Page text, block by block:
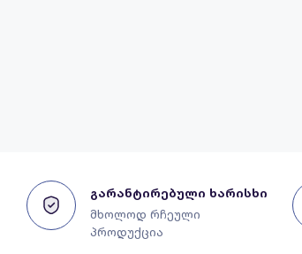
გარანტირებული ხარისხი
მხოლოდ რჩეული
პროდუქცია